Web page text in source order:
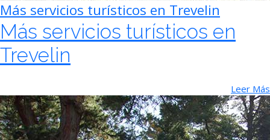
Más servicios turísticos en Trevelin
Más servicios turísticos en
Trevelin
Leer Más